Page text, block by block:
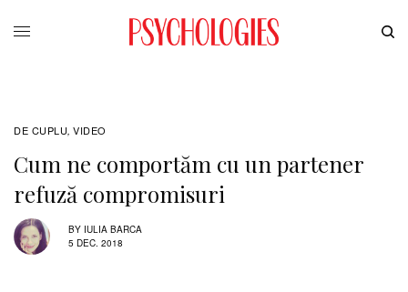
DE CUPLU, VIDEO
Cum ne comportăm cu un partener
refuză compromisuri
BY IULIA BARCA
5 DEC. 2018